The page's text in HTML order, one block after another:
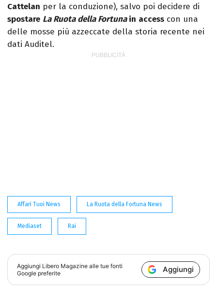
Cattelan per la conduzione), salvo poi decidere di
spostare La Ruota della Fortunain access con una
delle mosse più azzeccate della storia recente nei
dati Auditel.
Affari Tuoi News La Ruota della Fortuna News
Mediaset Rai
Aggiungi Libero Magazine alle tue fonti
Google preferite
Aggiungi